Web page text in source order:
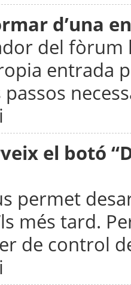
d’una
del
entrada
el botó
permet
més tard.
de control